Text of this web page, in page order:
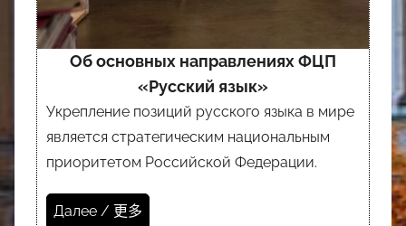
Об основных направлениях ФЦП
«Русский язык»
Укрепление позиций русского языка в мире
является стратегическим национальным
приоритетом Российской Федерации.
Далее / 更多